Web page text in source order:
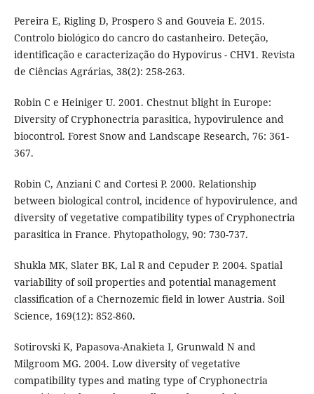
Pereira E, Rigling D, Prospero S and Gouveia E. 2015.
Controlo biológico do cancro do castanheiro. Deteção,
identificação e caracterização do Hypovirus - CHV1. Revista
de Ciências Agrárias, 38(2): 258-263.
Robin C e Heiniger U. 2001. Chestnut blight in Europe:
Diversity of Cryphonectria parasitica, hypovirulence and
biocontrol. Forest Snow and Landscape Research, 76: 361-
367.
Robin C, Anziani C and Cortesi P. 2000. Relationship
between biological control, incidence of hypovirulence, and
diversity of vegetative compatibility types of Cryphonectria
parasitica in France. Phytopathology, 90: 730-737.
Shukla MK, Slater BK, Lal R and Cepuder P. 2004. Spatial
variability of soil properties and potential management
classification of a Chernozemic field in lower Austria. Soil
Science, 169(12): 852-860.
Sotirovski K, Papasova-Anakieta I, Grunwald N and
Milgroom MG. 2004. Low diversity of vegetative
compatibility types and mating type of Cryphonectria